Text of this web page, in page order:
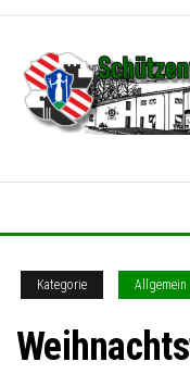
Inhalt
springen
Kategorie Allgemein